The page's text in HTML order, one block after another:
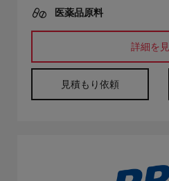
医薬品原料
詳細を
見積もり依頼